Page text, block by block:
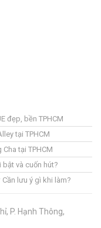
đẹp, bền TPHCM
tại TPHCM
tại TPHCM
bật và cuốn hút?
lưu ý gì khi làm?
P. Hạnh Thông,